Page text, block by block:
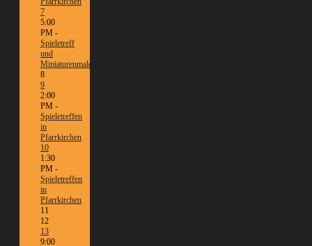
7
5:00
PM -
Spieletreff
und
Miniaturenmalen/Tabletop
8
9
2:00
PM -
Spieletreffen
in
Pfarrkirchen
10
1:30
PM -
Spieletreffen
in
Pfarrkirchen
11
12
13
9:00